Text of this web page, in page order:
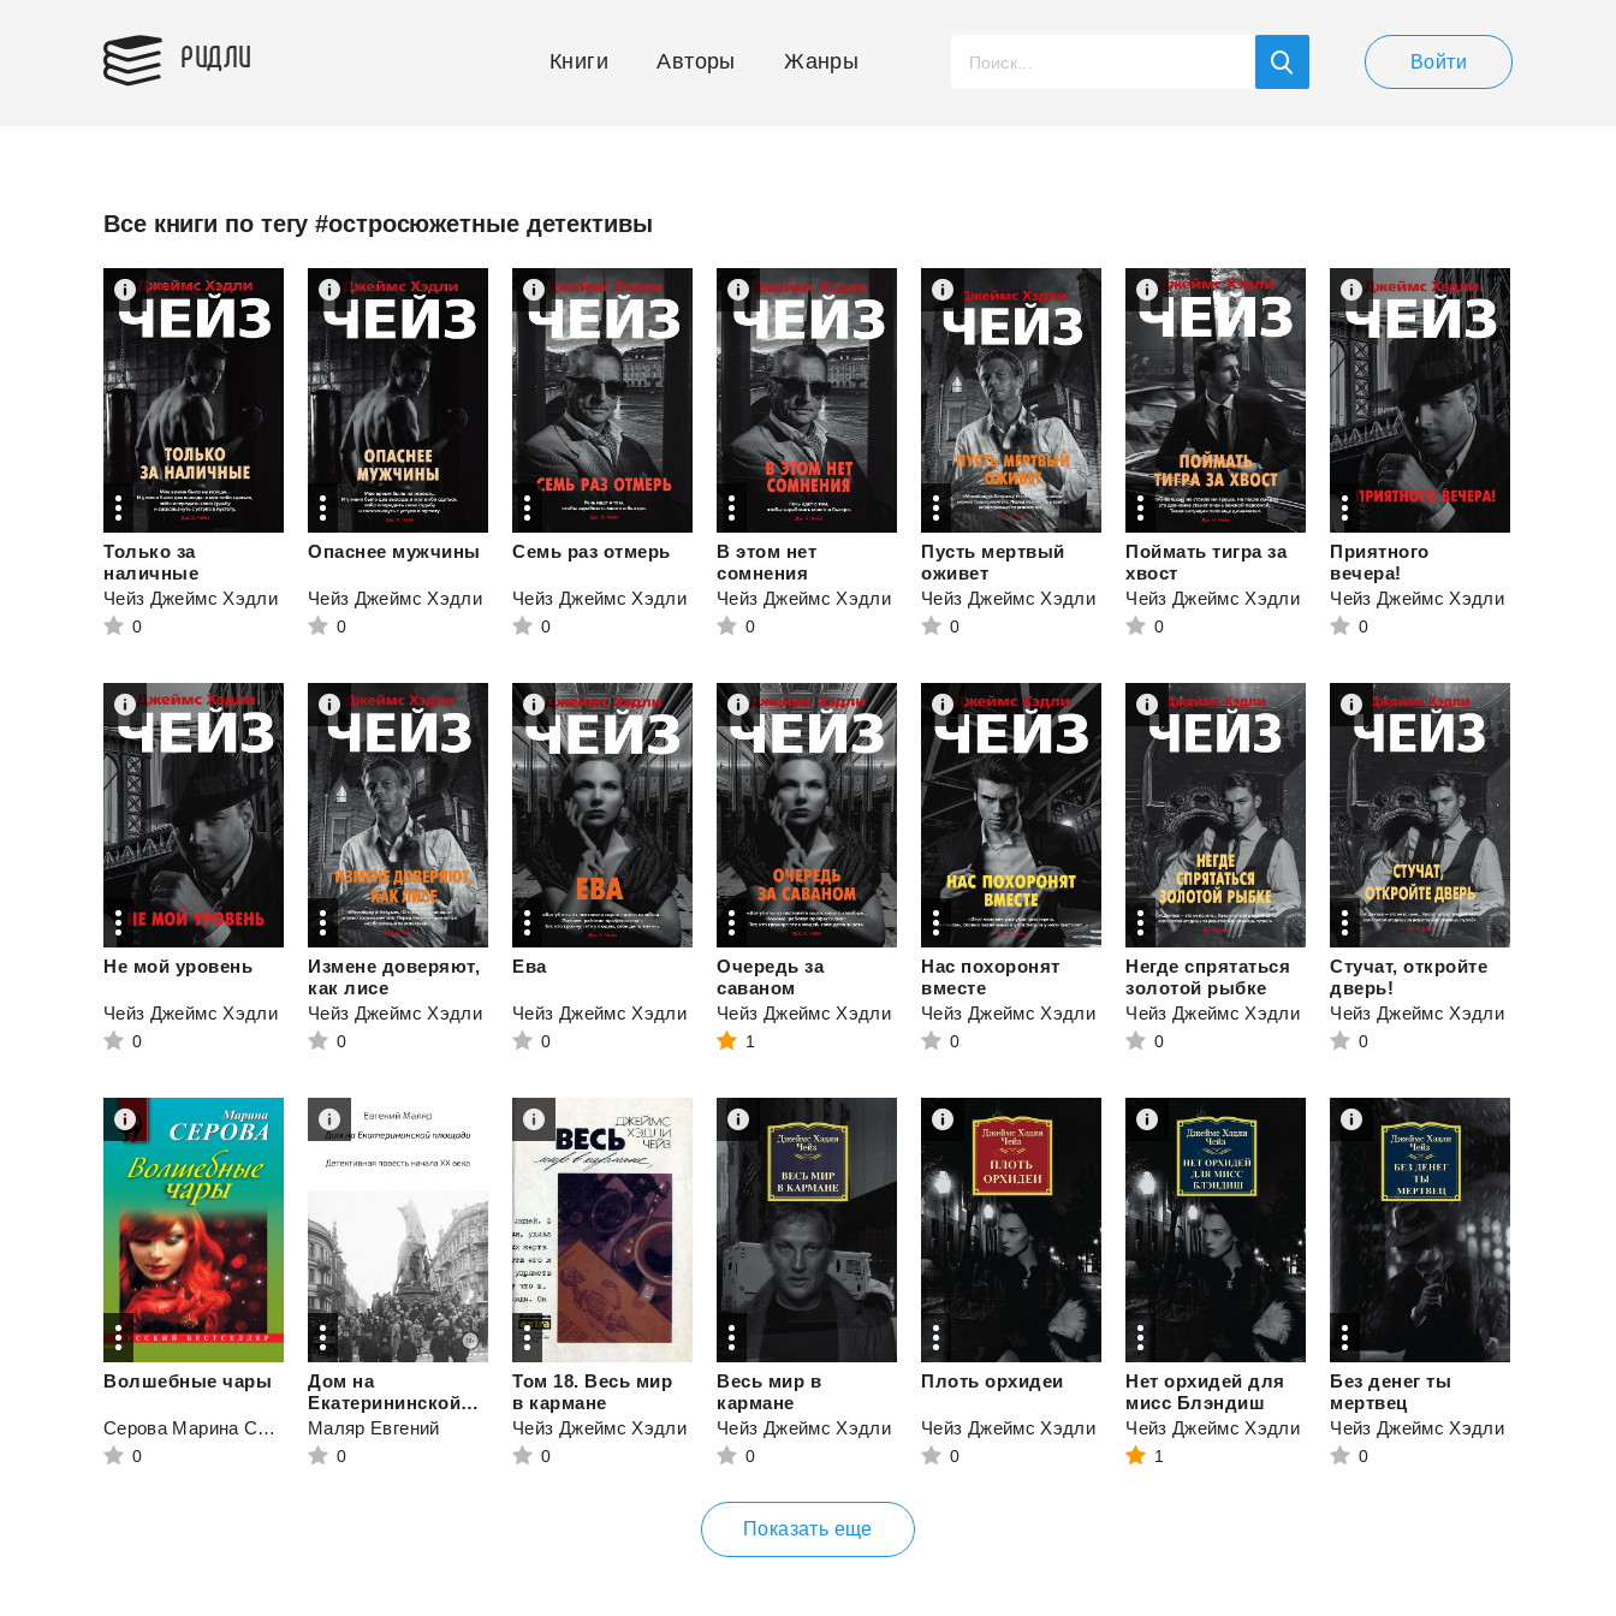
РИДЛИ Книги Авторы Жанры Войти
Все книги по тегу #остросюжетные детективы
Только за
наличные
Чейз Джеймс Хэдли
0
Опаснее мужчины
Чейз Джеймс Хэдли
0
Семь раз отмерь
Чейз Джеймс Хэдли
0
В этом нет
сомнения
Чейз Джеймс Хэдли
0
Пусть мертвый
оживет
Чейз Джеймс Хэдли
0
Поймать тигра за
хвост
Чейз Джеймс Хэдли
0
Приятного
вечера!
Чейз Джеймс Хэдли
0
Не мой уровень
Чейз Джеймс Хэдли
0
Измене доверяют,
как лисе
Чейз Джеймс Хэдли
0
Ева
Чейз Джеймс Хэдли
0
Очередь за
саваном
Чейз Джеймс Хэдли
1
Нас похоронят
вместе
Чейз Джеймс Хэдли
0
Негде спрятаться
золотой рыбке
Чейз Джеймс Хэдли
0
Стучат, откройте
дверь!
Чейз Джеймс Хэдли
0
Волшебные чары
Серова Марина Сергеевна
0
Дом на
Екатерининской площади. Детективная повесть начала XX века
Маляр Евгений
0
Том 18. Весь мир
в кармане
Чейз Джеймс Хэдли
0
Весь мир в
кармане
Чейз Джеймс Хэдли
0
Плоть орхидеи
Чейз Джеймс Хэдли
0
Нет орхидей для
мисс Блэндиш
Чейз Джеймс Хэдли
1
Без денег ты
мертвец
Чейз Джеймс Хэдли
0
Показать еще